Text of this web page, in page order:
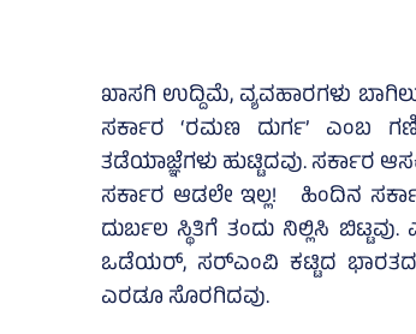
ಖಾಸಗಿ ಉದ್ದಿಮೆ, ವ್ಯವಹಾರಗಳು
ಸರ್ಕಾರ ‘ರಮಣ ದುರ್ಗ’ ಎಂಬ
ತಡೆಯಾಜ್ಞೆಗಳು ಹುಟ್ಟಿದವು. ಸರ್ಕಾರ
ಸರ್ಕಾರ ಆಡಲೇ ಇಲ್ಲ! ಹಿಂದಿನ
ದುರ್ಬಲ ಸ್ಥಿತಿಗೆ ತಂದು ನಿಲ್ಲಿಸಿ
ಒಡೆಯರ್, ಸರ್‌ಎಂವಿ ಕಟ್ಟಿದ ಭಾರತದ
ಎರಡೂ ಸೊರಗಿದವು.